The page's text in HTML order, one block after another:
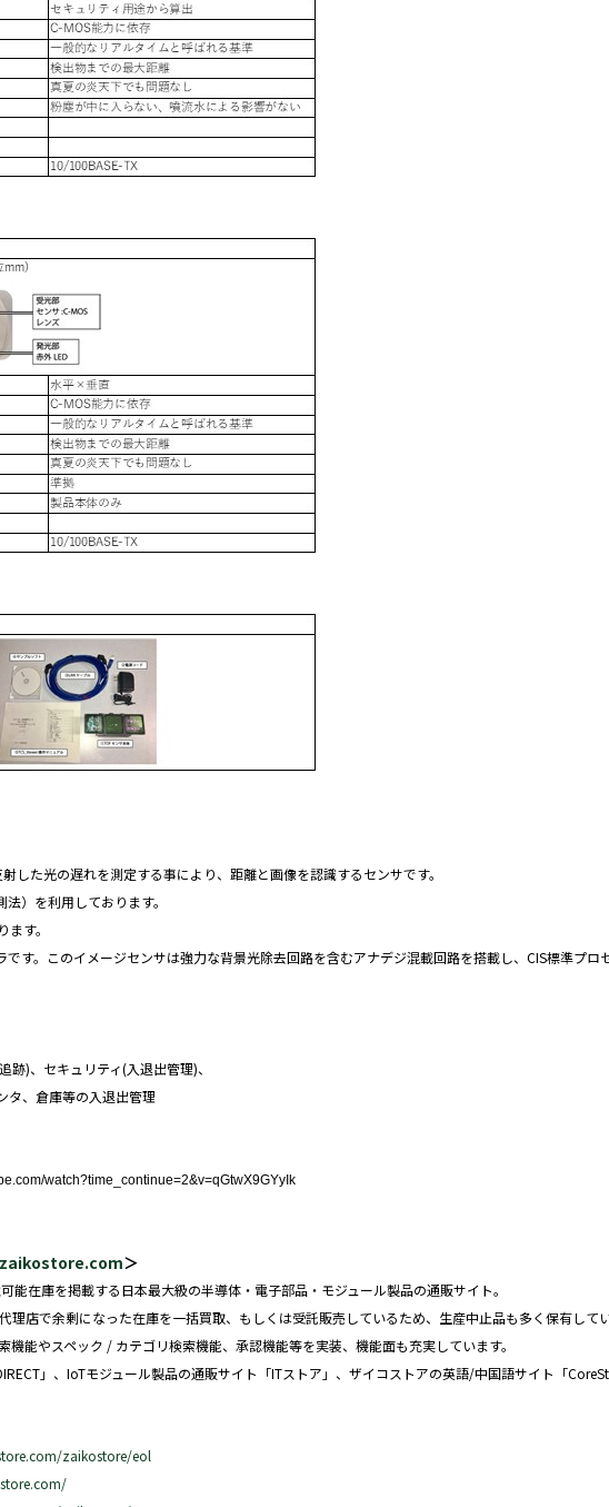
した光の遅れを測定する事により、距離と画像を認識するセンサです。
）を利用しております。
す。
す。このイメージセンサは強力な背景光除去回路を含むアナデジ混載回路を搭載し、CIS標準プロ
)、セキュリティ(入退出管理)、
タ、倉庫等の入退出管理
watch?time_continue=2&v=qGtwX9GYyIk
＞
在庫を掲載する日本最大級の半導体・電子部品・モジュール製品の通販サイト。
店で余剰になった在庫を一括買取、もしくは受託販売しているため、生産中止品も多く保有してい
能やスペック / カテゴリ検索機能、承認機能等を実装、機能面も充実しています。
」、IoTモジュール製品の通販サイト「ITストア」、ザイコストアの英語/中国語サイト「
zaikostore/eol